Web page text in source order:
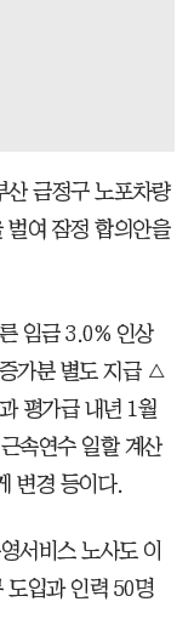
산 금정구 노포차량
벌여 잠정 합의안을
임금 3.0% 인상
가분 별도 지급 △
평가급 내년 1월
속연수 일할 계산
변경 등이다.
서비스 노사도 이
도입과 인력 50명